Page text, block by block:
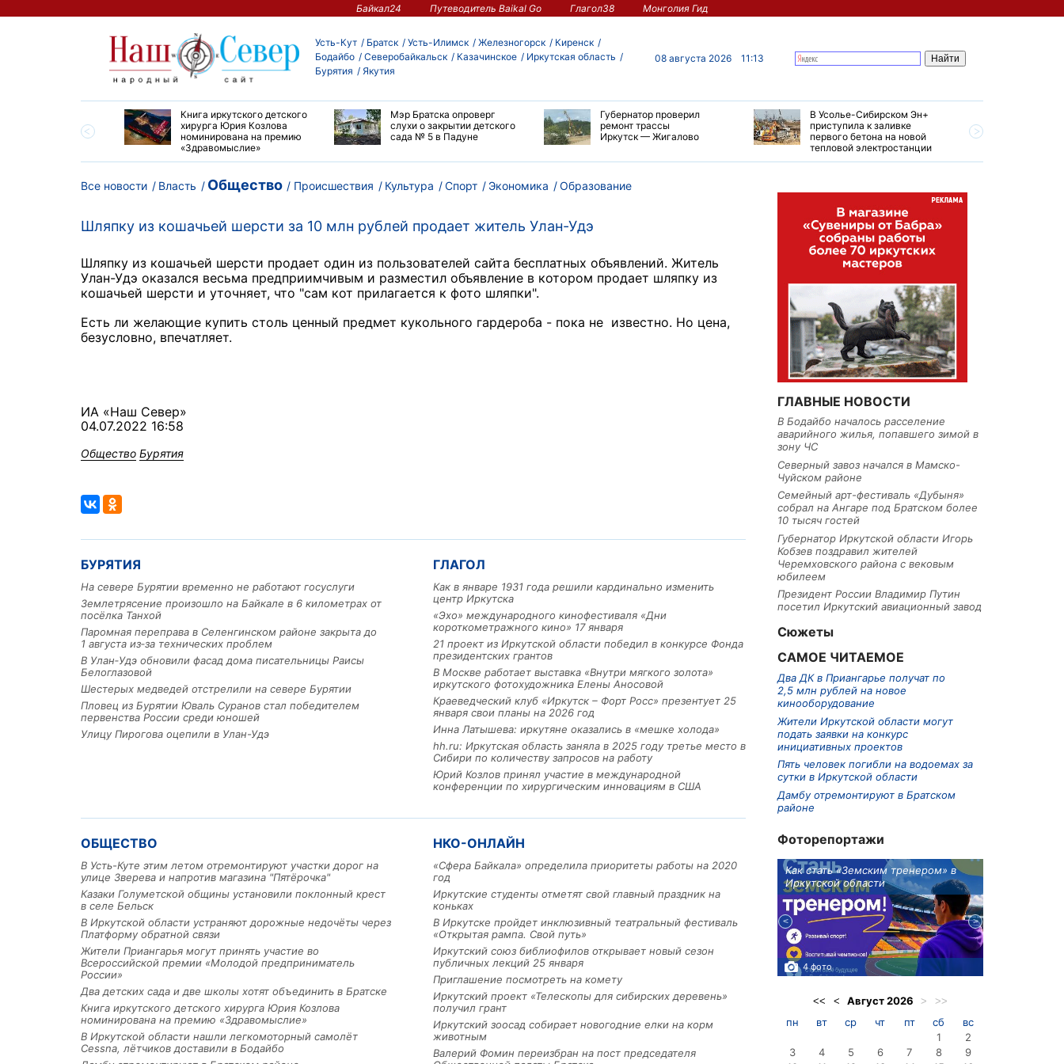
Байкал24 Путеводитель Baikal Go Глагол38 Монголия Гид
Усть-Кут Братск Усть-Илимск Железногорск
Киренск
Бодайбо
Северобайкальск Казачинское
Иркутская область
Бурятия
Якутия
08 августа 2026 11:13
большой эстафеты
Книга иркутского детского
хирурга Юрия Козлова
номинирована на премию
«Здравомыслие»
Мэр Братска опроверг
слухи о закрытии детского
сада № 5 в Падуне
Губернатор проверил
ремонт трассы
Иркутск — Жигалово
В Усолье-Сибирском Эн+
приступила к заливке
первого бетона на новой
тепловой электростанции
Все новости Власть Общество Происшествия Культура Спорт Экономика Образование
Шляпку из кошачьей шерсти за 10 млн рублей продает житель Улан-Удэ
Шляпку из кошачьей шерсти продает один из пользователей сайта бесплатных объявлений. Житель
Улан-Удэ оказался весьма предприимчивым и разместил объявление в котором продает шляпку из
кошачьей шерсти и уточняет, что "сам кот прилагается к фото шляпки".
Есть ли желающие купить столь ценный предмет кукольного гардероба - пока не известно. Но цена,
безусловно, впечатляет.
ИА «Наш Север»
04.07.2022 16:58
Общество Бурятия
БУРЯТИЯ
На севере Бурятии временно не работают госуслуги
Землетрясение произошло на Байкале в 6 километрах от
посёлка Танхой
Паромная переправа в Селенгинском районе закрыта до
1 августа из‑за технических проблем
В Улан‑Удэ обновили фасад дома писательницы Раисы
Белоглазовой
Шестерых медведей отстрелили на севере Бурятии
Пловец из Бурятии Юваль Суранов стал победителем
первенства России среди юношей
Улицу Пирогова оцепили в Улан-Удэ
ГЛАГОЛ
Как в январе 1931 года решили кардинально изменить
центр Иркутска
«Эхо» международного кинофестиваля «Дни
короткометражного кино» 17 января
21 проект из Иркутской области победил в конкурсе Фонда
президентских грантов
В Москве работает выставка «Внутри мягкого золота»
иркутского фотохудожника Елены Аносовой
Краеведческий клуб «Иркутск – Форт Росс» презентует 25
января свои планы на 2026 год
Инна Латышева: иркутяне оказались в «мешке холода»
hh.ru: Иркутская область заняла в 2025 году третье место в
Сибири по количеству запросов на работу
Юрий Козлов принял участие в международной
конференции по хирургическим инновациям в США
ОБЩЕСТВО
В Усть-Куте этим летом отремонтируют участки дорог на
улице Зверева и напротив магазина "Пятёрочка"
Казаки Голуметской общины установили поклонный крест
в селе Бельск
В Иркутской области устраняют дорожные недочёты через
Платформу обратной связи
Жители Приангарья могут принять участие во
Всероссийской премии «Молодой предприниматель
России»
Два детских сада и две школы хотят объединить в Братске
Книга иркутского детского хирурга Юрия Козлова
номинирована на премию «Здравомыслие»
В Иркутской области нашли легкомоторный самолёт
Cessna, лётчиков доставили в Бодайбо
НКО-ОНЛАЙН
«Сфера Байкала» определила приоритеты работы на 2020
год
Иркутские студенты отметят свой главный праздник на
коньках
В Иркутске пройдет инклюзивный театральный фестиваль
«Открытая рампа. Свой путь»
Иркутский союз библиофилов открывает новый сезон
публичных лекций 25 января
Приглашение посмотреть на комету
Иркутский проект «Телескопы для сибирских деревень»
получил грант
Иркутский зоосад собирает новогодние елки на корм
животным
Валерий Фомин переизбран на пост председателя
ГЛАВНЫЕ НОВОСТИ
В Бодайбо началось расселение
аварийного жилья, попавшего зимой в
зону ЧС
Северный завоз начался в Мамско-
Чуйском районе
Семейный арт-фестиваль «Дубыня»
собрал на Ангаре под Братском более
10 тысяч гостей
Губернатор Иркутской области Игорь
Кобзев поздравил жителей
Черемховского района с вековым
юбилеем
Президент России Владимир Путин
посетил Иркутский авиационный завод
Сюжеты
САМОЕ ЧИТАЕМОЕ
Два ДК в Приангарье получат по
2,5 млн рублей на новое
кинооборудование
Жители Иркутской области могут
подать заявки на конкурс
инициативных проектов
Пять человек погибли на водоемах за
сутки в Иркутской области
Дамбу отремонтируют в Братском
районе
Фоторепортажи
Льготный заём в 9 миллионов
машиностроительное предприятие
Как стать «Земским тренером» в
Иркутской области
4 фото
<< < Август2026 > >>
пн вт ср чт пт сб
вс
1
2
3
4 5 6 7 8
9